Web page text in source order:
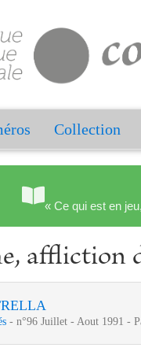
Collection
« Ce qui est en
affliction
- n°96 Juillet - Aout 1991 -